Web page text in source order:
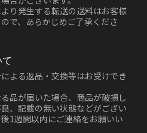
り発生する転送の送料はお客様
で、あらかじめご了承くださ
よる返品・交換等はお受けでき
品が届いた場合、商品が破損し
、記載の無い状態などがござい
1週間以内にご連絡をお願いい